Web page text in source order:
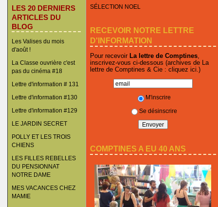
LES 20 DERNIERS
ARTICLES DU
BLOG
Les Valises du mois
d'août !
La Classe ouvrière c'est
pas du cinéma #18
Lettre d'information # 131
Lettre d'information #130
Lettre d'information #129
LE JARDIN SECRET
POLLY ET LES TROIS
CHIENS
LES FILLES REBELLES
DU PENSIONNAT
NOTRE DAME
MES VACANCES CHEZ
MAMIE
SÉLECTION NOEL
RECEVOIR NOTRE LETTRE
D'INFORMATION
Pour recevoir La lettre de Comptines,
inscrivez-vous ci-dessous (archives de La
lettre de Comptines & Cie : cliquez ici .)
M'inscrire
Se désinscrire
COMPTINES A EU 40 ANS